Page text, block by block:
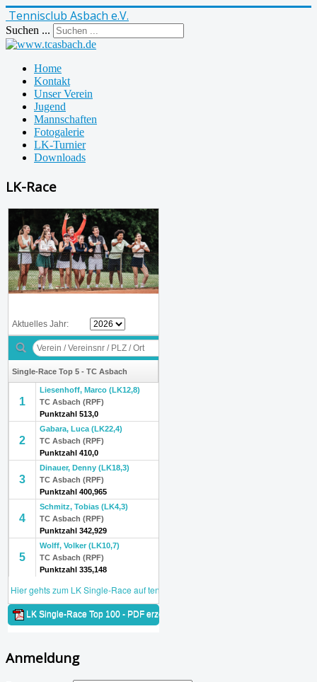
Tennisclub Asbach e.V.
Suchen ...
Home
Kontakt
Unser Verein
Jugend
Mannschaften
Fotogalerie
LK-Turnier
Downloads
LK-Race
Anmeldung